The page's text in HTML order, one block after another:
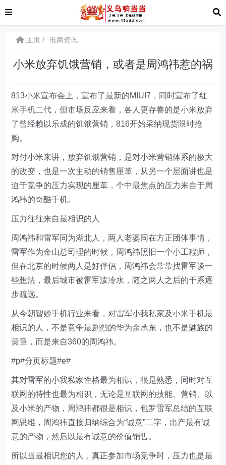
主页 电商资讯
小米放弃饥饿营销，或者是周鸿祎惹的祸
813小米宣布会上，宣布了最新的MIUI7，同时宣布了红
米手机二代，但市场反应来看，各人更存眷的是小米放弃
了曾经赖以乐成的饥饿营销，816开始采纳现货限时抢
购。
对付小米来讲，放弃饥饿营销，是对小米营销体系的极大
的改变，也是一次主动的销售厘革，从另一个层面讲也是
迫于竞争的压力实现的厘革，个中最焦点的压力来自于周
鸿祎的奇酷手机。
压力往往来自最相识的人
周鸿祎和雷军同为湖北人，两人老婆同在方正团体事情，
雷军作为金山总司理的时候，周鸿祎照旧一个小工程师，
但在北京的时候两人是好伴侣，周鸿祎会常常找雷军谈一
些想法，最后城市被雷军泼冷水，随之两人之后的干系逐
步疏远。
从今朝智妙手机行业来看，对雷军小我私家及小米手机最
相识的人，不是竞争最剧烈的华为余承东，也不是魅族的
黄章，而是来自360的周鸿祎。
#p#分页标题#e#
其对雷军的小我私家性格最为相识，很是熟悉，同时对互
联网的特性也最为相识，无论是互联网的技能、营销、以
及小米的产物，周鸿祎都很是相识，包罗雷军总结的互联
网思维，周鸿祎直接归纳综合为“诚意”二字，出产最有诚
意的产物，然后以最有诚意的价值销售。
所以当最相识您的人，真正参加市场竞争时，压力也是最